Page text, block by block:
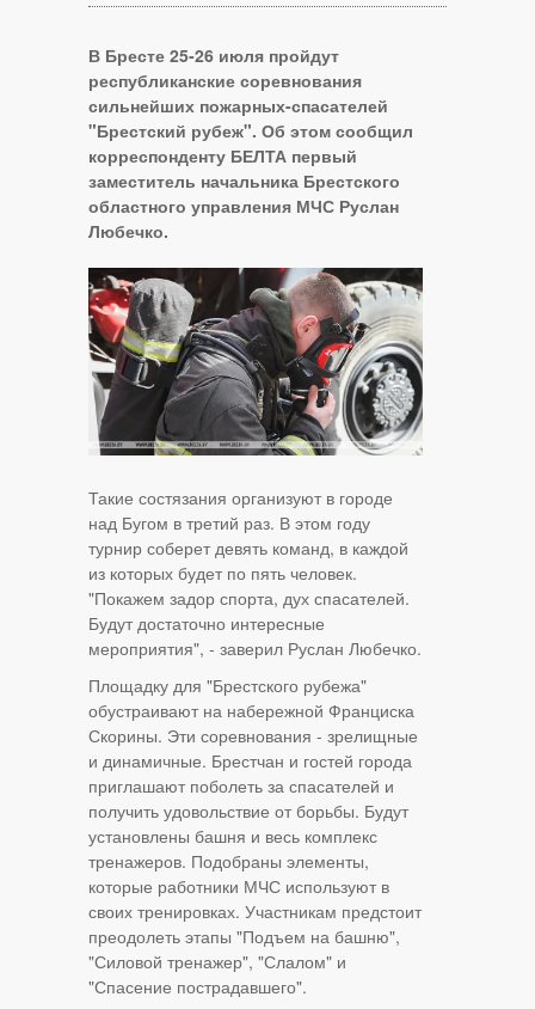
В Бресте 25-26 июля пройдут
республиканские соревнования
сильнейших пожарных-спасателей
"Брестский рубеж". Об этом сообщил
корреспонденту БЕЛТА первый
заместитель начальника Брестского
областного управления МЧС Руслан
Любечко.
Такие состязания организуют в городе
над Бугом в третий раз. В этом году
турнир соберет девять команд, в каждой
из которых будет по пять человек.
"Покажем задор спорта, дух спасателей.
Будут достаточно интересные
мероприятия", - заверил Руслан Любечко.
Площадку для "Брестского рубежа"
обустраивают на набережной Франциска
Скорины. Эти соревнования - зрелищные
и динамичные. Брестчан и гостей города
приглашают поболеть за спасателей и
получить удовольствие от борьбы. Будут
установлены башня и весь комплекс
тренажеров. Подобраны элементы,
которые работники МЧС используют в
своих тренировках. Участникам предстоит
преодолеть этапы "Подъем на башню",
"Силовой тренажер", "Слалом" и
"Спасение пострадавшего".